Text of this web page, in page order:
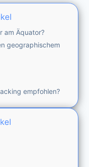
am Äquator?
geographischem
empfohlen?